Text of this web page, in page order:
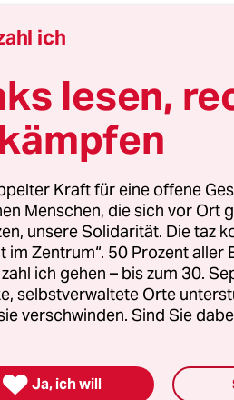
„Freiheit“ zur
in die
ich
lesen,
Kraft für eine offene
Menschen, die sich vor Ort
unsere Solidarität. Die taz
im Zentrum“. 50 Prozent aller
ich gehen – bis zum 30.
selbstverwaltete Orte
verschwinden. Sind Sie
 Ja, ich will